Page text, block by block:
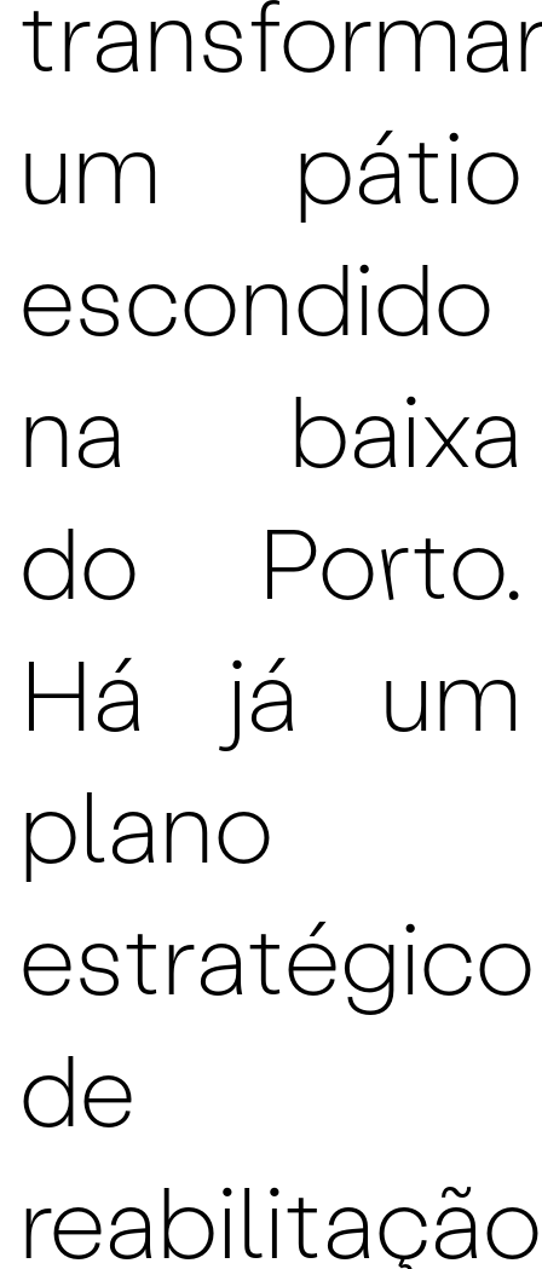
um pátio
escondido
na baixa
do Porto.
Há já um
plano
estratégico
de
reabilitação